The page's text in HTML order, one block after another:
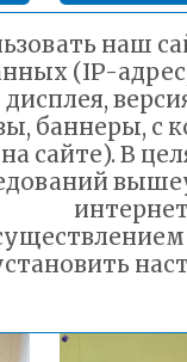
школьного
тел 32-41-13
Парк
наш
(IP-
баннеры, с
сайте). В